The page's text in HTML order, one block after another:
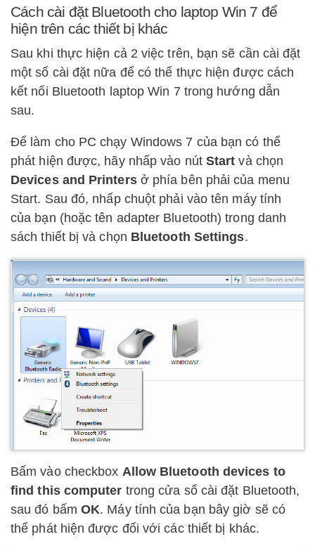
Cách cài đặt Bluetooth cho laptop Win 7 để
hiện trên các thiết bị khác
Sau khi thực hiện cả 2 việc trên, bạn sẽ cần cài đặt
một số cài đặt nữa để có thể thực hiện được cách
kết nối Bluetooth laptop Win 7 trong hướng dẫn
sau.
Để làm cho PC chạy Windows 7 của bạn có thể
phát hiện được, hãy nhấp vào nút Start và chọn
Devices and Printersở phía bên phải của menu
Start. Sau đó, nhấp chuột phải vào tên máy tính
của bạn (hoặc tên adapter Bluetooth) trong danh
sách thiết bị và chọn Bluetooth Settings.
Bấm vào checkbox Allow Bluetooth devices to
find this computer trong cửa sổ cài đặt Bluetooth,
sau đó bấm OK. Máy tính của bạn bây giờ sẽ có
thể phát hiện được đối với các thiết bị khác.